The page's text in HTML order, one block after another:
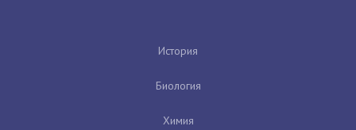
История
Биология
Химия